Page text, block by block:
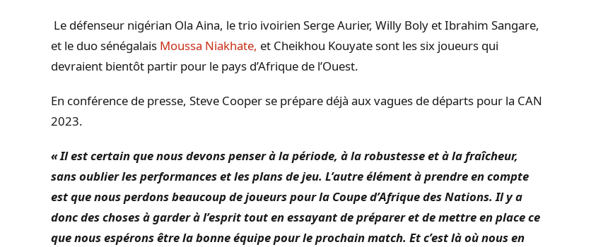
Le défenseur nigérian Ola Aina, le trio ivoirien SergeAurier, Willy Boly et Ibrahim Sangare,
et le duo sénégalais Moussa Niakhate, et Cheikhou Kouyatesont les six joueurs qui
devraient bientôt partir pour le pays d’Afrique de l’Ouest.
En conférence de presse, Steve Cooper se prépare déjà aux vagues de départs pour la CAN
2023.
« Il est certain que nous devons penser à la période, à la robustesse et à la fraîcheur,
sans oublier les performances et les plans de jeu. L’autre élément à prendre en compte
est que nous perdons beaucoup de joueurs pour la Coupe d’Afrique des Nations. Il y a
donc des choses à garder à l’esprit tout en essayant de préparer et de mettre en place ce
que nous espérons être la bonne équipe pour le prochain match. Et c’est là où nous en